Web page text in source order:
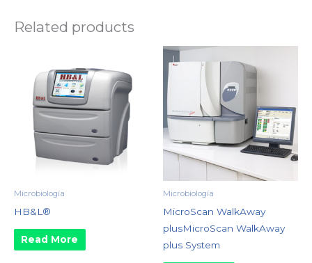
Related products
Microbiología
HB&L®
Read More
Microbiología
MicroScan WalkAway
plusMicroScan WalkAway
plus System